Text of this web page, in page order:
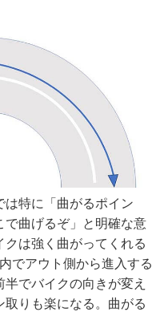
は特に「曲がるポイン
で曲げるぞ」と明確な意
は強く曲がってくれる
でアウト側から進入する
でバイクの向きが変え
りも楽になる。曲がる